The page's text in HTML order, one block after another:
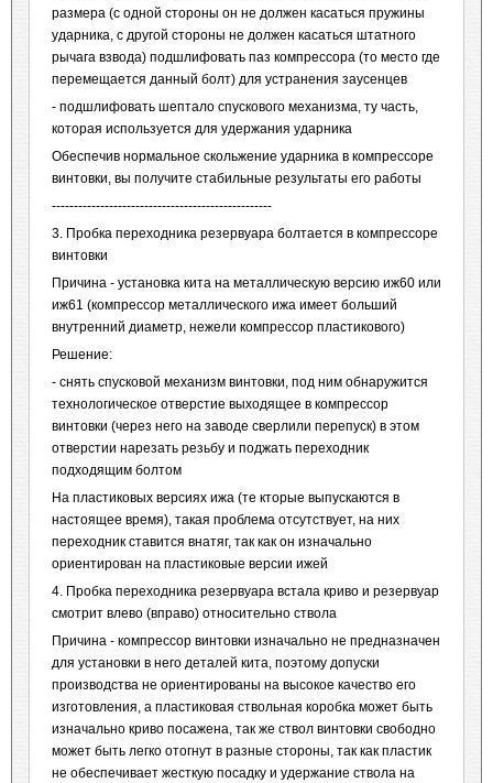
размера (с одной стороны он не должен касаться пружины
ударника, с другой стороны не должен касаться штатного
рычага взвода) подшлифовать паз компрессора (то место где
перемещается данный болт) для устранения заусенцев
- подшлифовать шептало спускового механизма, ту часть,
которая используется для удержания ударника
Обеспечив нормальное скольжение ударника в компрессоре
винтовки, вы получите стабильные результаты его работы
--------------------------------------------------
3. Пробка переходника резервуара болтается в компрессоре
винтовки
Причина - установка кита на металлическую версию иж60 или
иж61 (компрессор металлического ижа имеет больший
внутренний диаметр, нежели компрессор пластикового)
Решение:
- снять спусковой механизм винтовки, под ним обнаружится
технологическое отверстие выходящее в компрессор
винтовки (через него на заводе сверлили перепуск) в этом
отверстии нарезать резьбу и поджать переходник
подходящим болтом
На пластиковых версиях ижа (те кторые выпускаются в
настоящее время), такая проблема отсутствует, на них
переходник ставится внатяг, так как он изначально
ориентирован на пластиковые версии ижей
4. Пробка переходника резервуара встала криво и резервуар
смотрит влево (вправо) относительно ствола
Причина - компрессор винтовки изначально не предназначен
для установки в него деталей кита, поэтому допуски
производства не ориентированы на высокое качество его
изготовления, а пластиковая ствольная коробка может быть
изначально криво посажена, так же ствол винтовки свободно
может быть легко отогнут в разные стороны, так как пластик
не обеспечивает жесткую посадку и удержание ствола на